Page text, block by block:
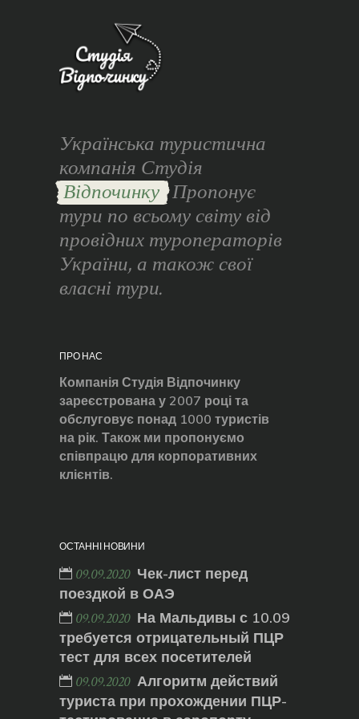
Українська туристична
компанія Студія
Відпочинку Пропонує
тури по всьому світу від
провідних туроператорів
України, а також свої
власні тури.
ПРО НАС
Компанія Студія Відпочинку
зареєстрована у 2007 році та
обслуговує понад 1000 туристів
на рік. Також ми пропонуємо
співпрацю для корпоративних
клієнтів.
ОСТАННІ НОВИНИ
09.09.2020 Чек-лист перед
поездкой в ОАЭ
09.09.2020 На Мальдивы с 10.09
требуется отрицательный ПЦР
тест для всех посетителей
09.09.2020 Алгоритм действий
туриста при прохождении ПЦР-